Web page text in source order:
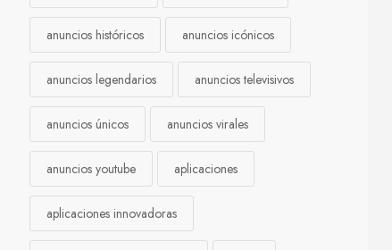
anuncios históricos anuncios icónicos
anuncios legendarios anuncios televisivos
anuncios únicos anuncios virales
anuncios youtube aplicaciones
aplicaciones innovadoras